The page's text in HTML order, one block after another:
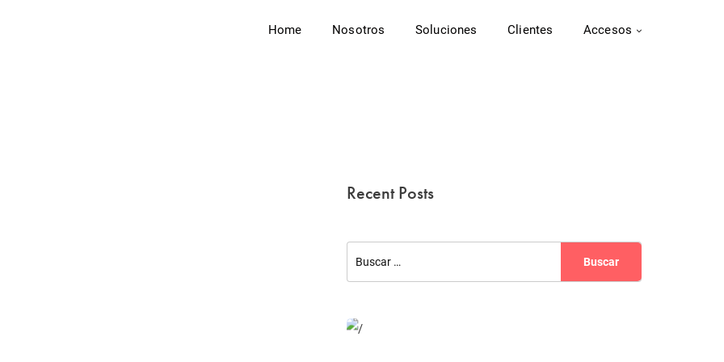
Home Nosotros Soluciones Clientes Accesos
Recent Posts